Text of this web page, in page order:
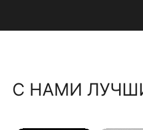
С НАМИ